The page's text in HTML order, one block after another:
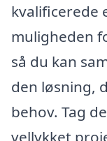
kvalificerede
muligheden
så du kan
den løsning,
behov. Tag